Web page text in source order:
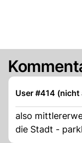
User #414 (nicht
also
die Stadt -